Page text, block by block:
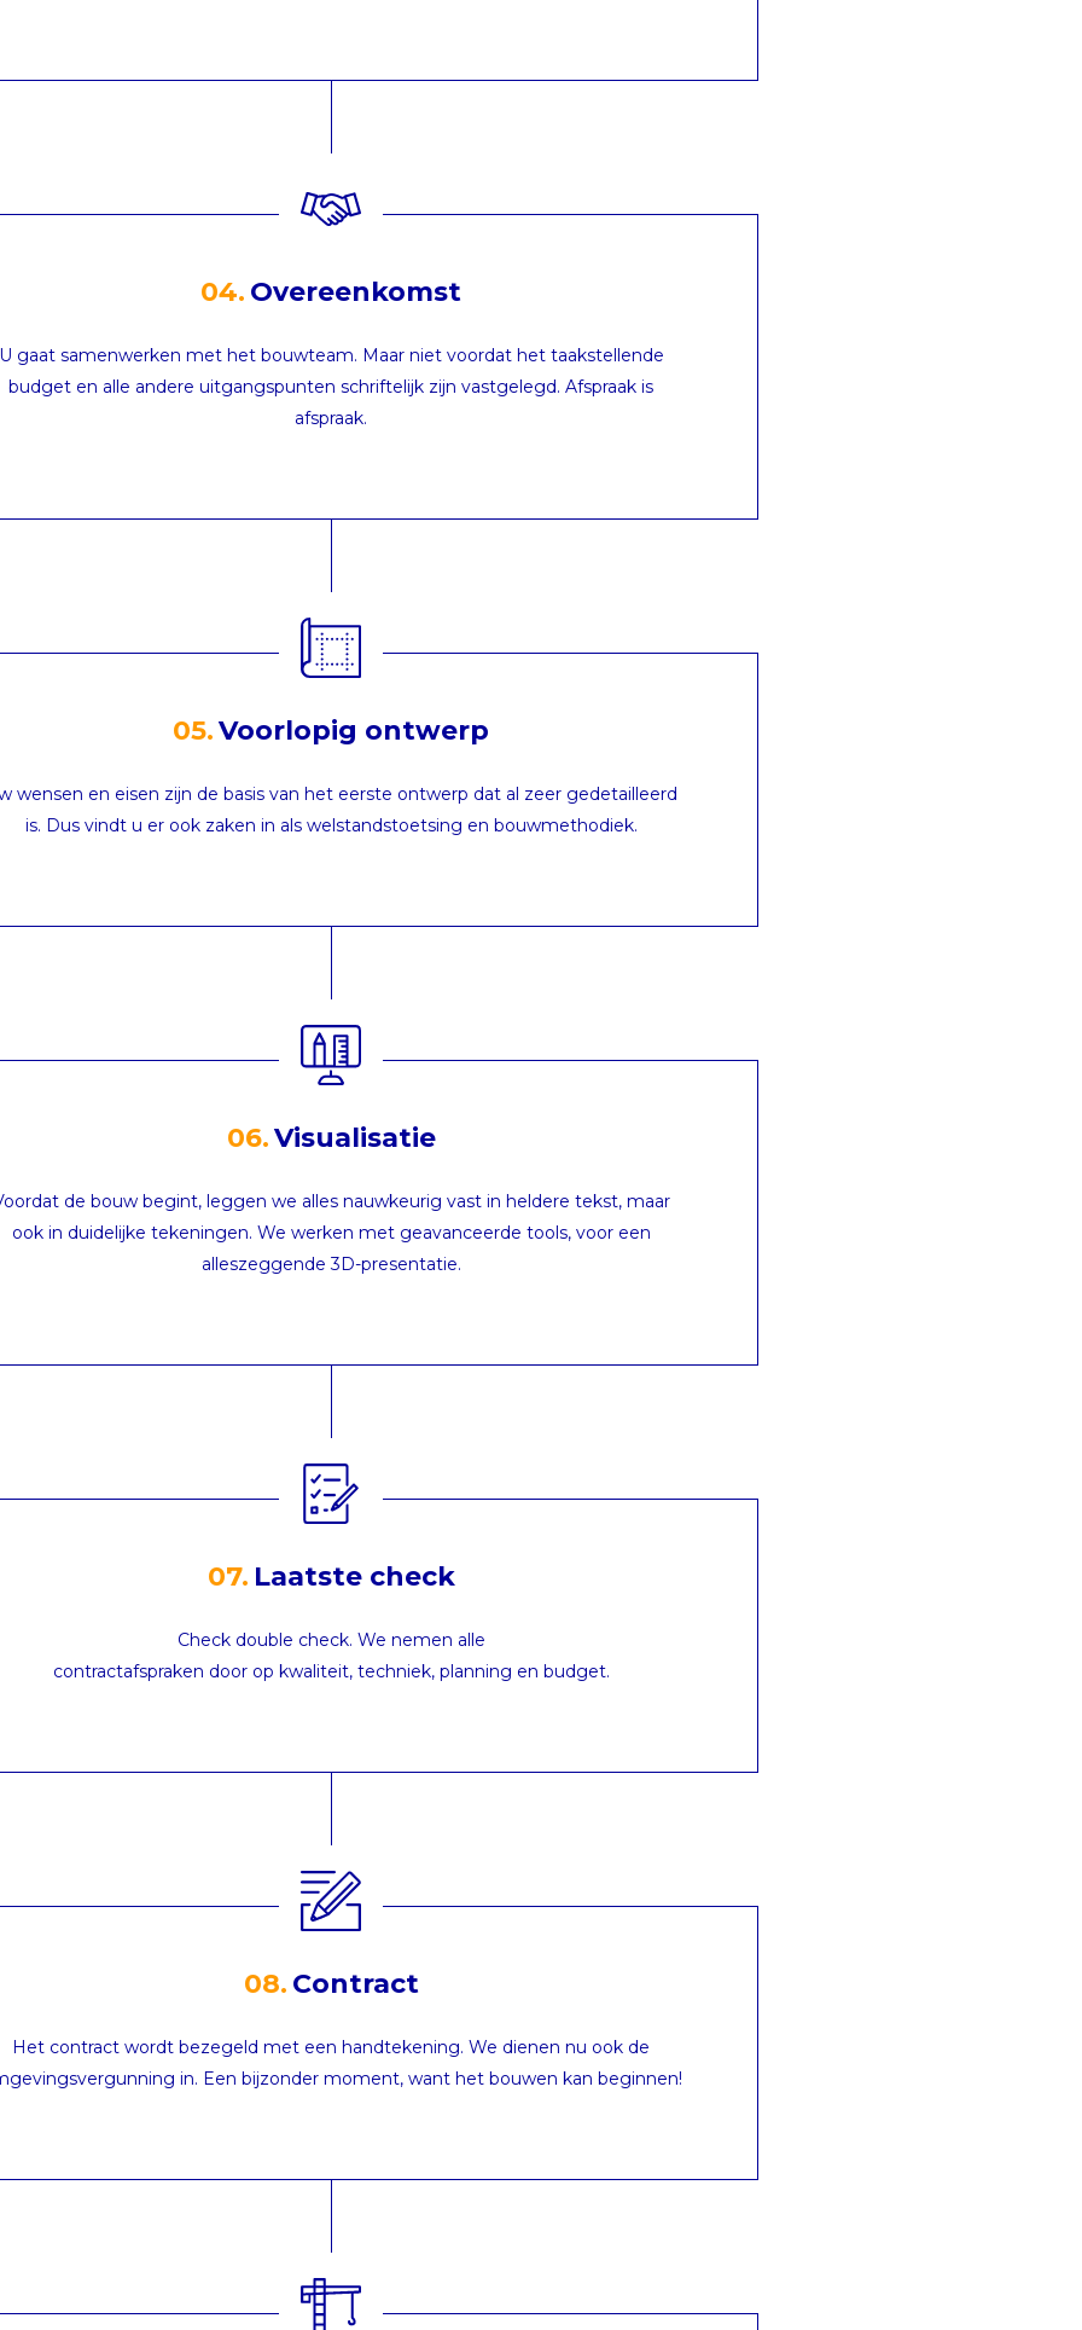
04. Overeenkomst
gaat samenwerken met het bouwteam. Maar niet voordat het taakstellende
budget en alle andere uitgangspunten schriftelijk zijn vastgelegd. Afspraak is
afspraak.
05.Voorlopig ontwerp
wensen en eisen zijn de basis van het eerste ontwerp dat al zeer gedetailleerd
is. Dus vindt u er ook zaken in als welstandstoetsing en bouwmethodiek.
06.Visualisatie
de bouw begint, leggen we alles nauwkeurig vast in heldere tekst, maar
ook in duidelijke tekeningen. We werken met geavanceerde tools, voor een
alleszeggende 3D-presentatie.
07. Laatste check
Check double check. We nemen alle
contractafspraken door op kwaliteit, techniek, planning en budget.
08. Contract
Het contract wordt bezegeld met een handtekening. We dienen nu ook de
in. Een bijzonder moment, want het bouwen kan beginnen!